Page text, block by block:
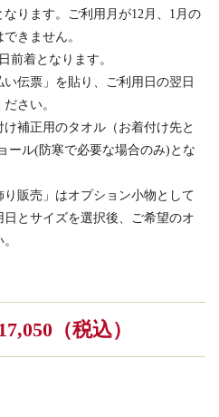
ります。ご利用月が12月、1月の
きません。
前着となります。
伝票」を貼り、ご利用日の翌日
さい。
補正用のタオル（お着付け先と
ール(防寒で必要な場合のみ)とな
り販売」はオプション小物として
とサイズを選択後、ご希望のオ
（税込）